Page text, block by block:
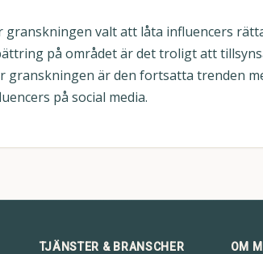
valt att låta influencers
på området är det troligt att
granskningen är den fortsatta trenden
på social media.
TJÄNSTER & BRANSCHER OM